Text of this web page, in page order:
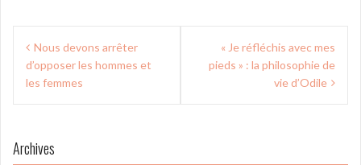
Navigation
de
l’article
Nous devons arrêter
d’opposer les hommes et
les femmes
« Je réfléchis avec mes
pieds » : la philosophie de
vie d’Odile
Archives